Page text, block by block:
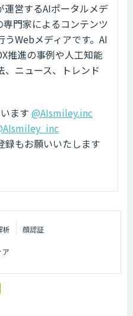
営するAIポータルメデ
門家によるコンテンツ
Webメディアです。AI
推進の事例や人工知能
、ニュース、トレンド
ます @AIsmiley.inc
録もお願いいたします
析 顔認証
ア